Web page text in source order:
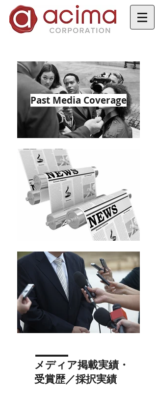
Past Media Coverage
​メディア掲載実績・
受賞歴／採択実績